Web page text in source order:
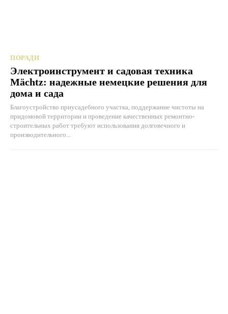
ПОРАДИ
Электроинструмент и садовая техника
Mächtz: надежные немецкие решения для
дома и сада
Благоустройство приусадебного участка, поддержание чистоты на
придомовой территории и проведение качественных ремонтно-
строительных работ требуют использования долговечного и
производительного...